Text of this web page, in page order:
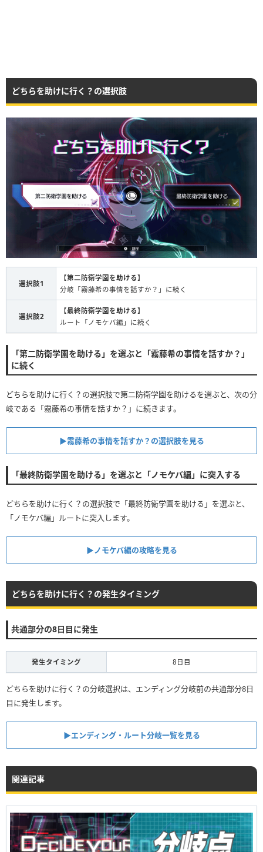
どちらを助けに行く？の選択肢
選択肢1
【第二防衛学園を助ける】
分岐「霧藤希の事情を話すか？」に続く
選択肢2
【最終防衛学園を助ける】
ルート「ノモケバ編」に続く
「第二防衛学園を助ける」を選ぶと「霧藤希の事情を話すか？」
に続く
どちらを助けに行く？の選択肢で第二防衛学園を助けるを選ぶと、次の分
岐である「霧藤希の事情を話すか？」に続きます。
▶︎霧藤希の事情を話すか？の選択肢を見る
「最終防衛学園を助ける」を選ぶと「ノモケバ編」に突入する
どちらを助けに行く？の選択肢で「最終防衛学園を助ける」を選ぶと、
「ノモケバ編」ルートに突入します。
▶︎ノモケバ編の攻略を見る
どちらを助けに行く？の発生タイミング
共通部分の8日目に発生
発生タイミング 8日目
どちらを助けに行く？の分岐選択は、エンディング分岐前の共通部分8日
目に発生します。
▶︎エンディング・ルート分岐一覧を見る
関連記事